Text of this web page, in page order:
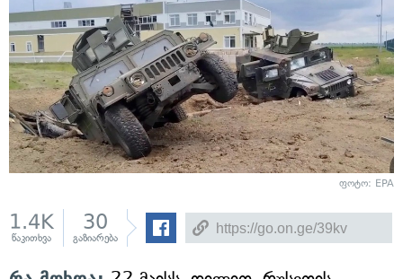
ფოტო: EPA
1.4K
წაკითხვა
30
გაზიარება